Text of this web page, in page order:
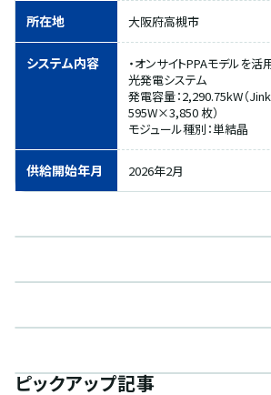
所在地 ⼤阪府高槻市
システム内容
・オンサイトPPAモデルを
光発電システム
発電容量：2,290.75kW（
595W×3,850 枚）
モジュール種別：単結晶
供給開始年月 2026年2月
ピックアップ記事